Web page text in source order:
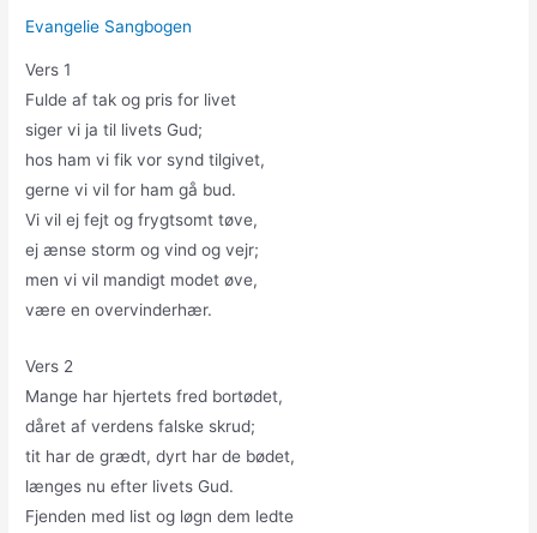
Evangelie Sangbogen
Vers 1
Fulde af tak og pris for livet
siger vi ja til livets Gud;
hos ham vi fik vor synd tilgivet,
gerne vi vil for ham gå bud.
Vi vil ej fejt og frygtsomt tøve,
ej ænse storm og vind og vejr;
men vi vil mandigt modet øve,
være en overvinderhær.
Vers 2
Mange har hjertets fred bortødet,
dåret af verdens falske skrud;
tit har de grædt, dyrt har de bødet,
længes nu efter livets Gud.
Fjenden med list og løgn dem ledte